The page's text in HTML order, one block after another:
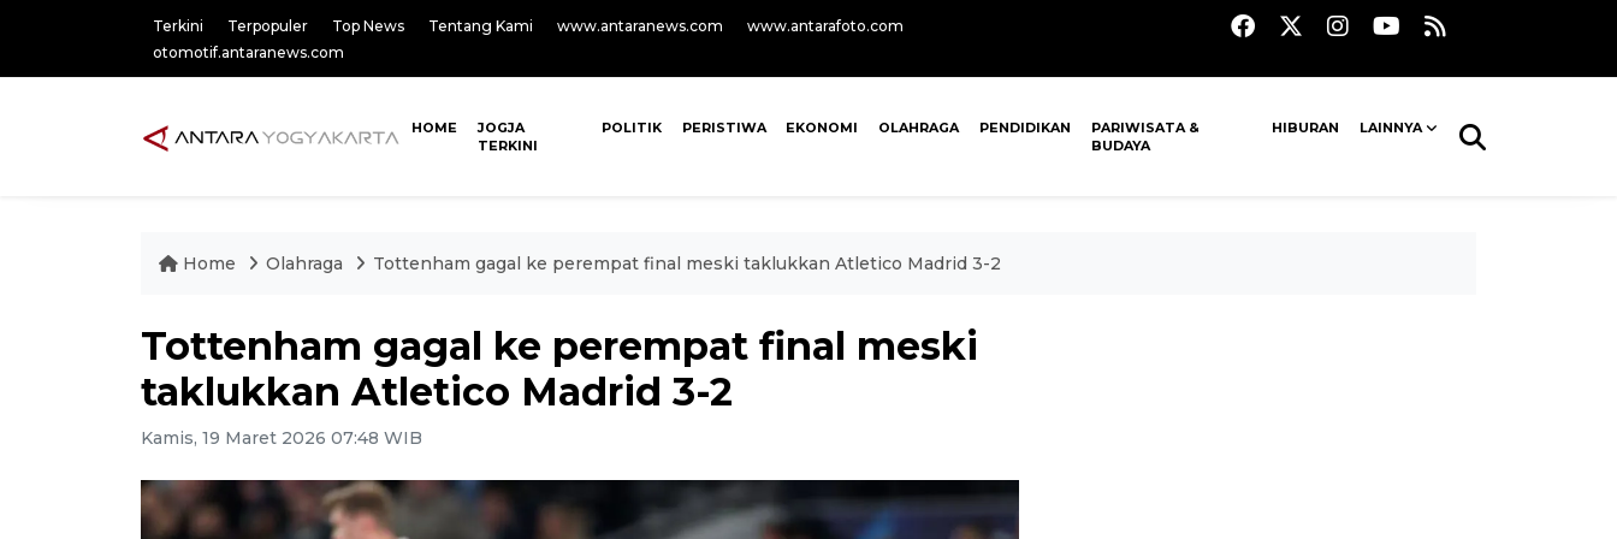
Terkini Terpopuler Top News Tentang Kami www.antaranews.com
www.antarafoto.com
otomotif.antaranews.com
HOME
JOGJA
TERKINI
POLITIK PERISTIWA EKONOMI OLAHRAGA PENDIDIKAN
PARIWISATA &
BUDAYA
HIBURAN LAINNYA
Home Olahraga Tottenham gagal ke perempat final meski taklukkan Atletico Madrid 3-2
Tottenham gagal ke perempat final meski
taklukkan Atletico Madrid 3-2
Kamis, 19 Maret 2026 07:48 WIB